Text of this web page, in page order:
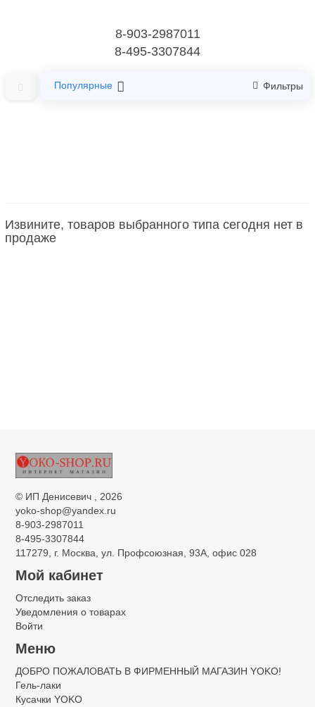
8-903-2987011
8-495-3307844
Популярные Фильтры
Боры твердосплавные
Извините, товаров выбранного типа сегодня нет в
продаже
© ИП Денисевич , 2026
yoko-shop@yandex.ru
8-903-2987011
8-495-3307844
117279, г. Москва, ул. Профсоюзная, 93А, офис 028
Мой кабинет
Отследить заказ
Уведомления о товарах
Войти
Меню
ДОБРО ПОЖАЛОВАТЬ В ФИРМЕННЫЙ МАГАЗИН YOKO!
Гель-лаки
Кусачки YOKO